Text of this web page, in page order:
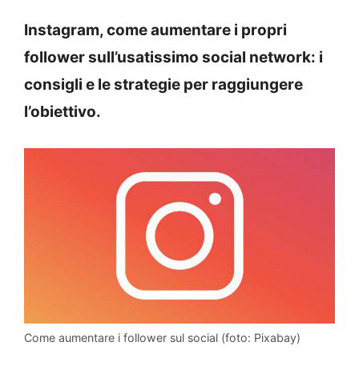
Instagram, come aumentare i propri
follower sull’usatissimo social network: i
consigli e le strategie per raggiungere
l’obiettivo.
Come aumentare i follower sul social (foto: Pixabay)